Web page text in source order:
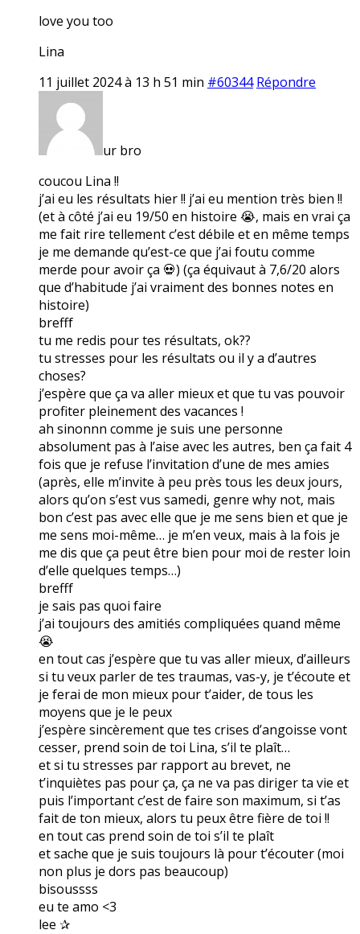
love you too
Lina
11 juillet 2024 à 13 h 51 min #60344 Répondre
ur bro
coucou Lina !!
j’ai eu les résultats hier !! j’ai eu mention très bien !!
(et à côté j’ai eu 19/50 en histoire 😭, mais en vrai ça
me fait rire tellement c’est débile et en même temps
je me demande qu’est-ce que j’ai foutu comme
merde pour avoir ça 💀) (ça équivaut à 7,6/20 alors
que d’habitude j’ai vraiment des bonnes notes en
histoire)
brefff
tu me redis pour tes résultats, ok??
tu stresses pour les résultats ou il y a d’autres
choses?
j’espère que ça va aller mieux et que tu vas pouvoir
profiter pleinement des vacances !
ah sinonnn comme je suis une personne
absolument pas à l’aise avec les autres, ben ça fait 4
fois que je refuse l’invitation d’une de mes amies
(après, elle m’invite à peu près tous les deux jours,
alors qu’on s’est vus samedi, genre why not, mais
bon c’est pas avec elle que je me sens bien et que je
me sens moi-même… je m’en veux, mais à la fois je
me dis que ça peut être bien pour moi de rester loin
d’elle quelques temps…)
brefff
je sais pas quoi faire
j’ai toujours des amitiés compliquées quand même
😭
en tout cas j’espère que tu vas aller mieux, d’ailleurs
si tu veux parler de tes traumas, vas-y, je t’écoute et
je ferai de mon mieux pour t’aider, de tous les
moyens que je le peux
j’espère sincèrement que tes crises d’angoisse vont
cesser, prend soin de toi Lina, s’il te plaît…
et si tu stresses par rapport au brevet, ne
t’inquiètes pas pour ça, ça ne va pas diriger ta vie et
puis l’important c’est de faire son maximum, si t’as
fait de ton mieux, alors tu peux être fière de toi !!
en tout cas prend soin de toi s’il te plaît
et sache que je suis toujours là pour t’écouter (moi
non plus je dors pas beaucoup)
bisoussss
eu te amo <3
lee ✰